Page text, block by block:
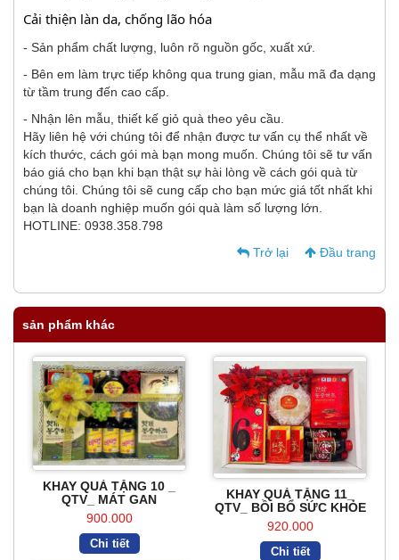
Cải thiện làn da, chống lão hóa
- Sản phẩm chất lượng, luôn rõ nguồn gốc, xuất xứ.
- Bên em làm trực tiếp không qua trung gian, mẫu mã đa dạng
từ tầm trung đến cao cấp.
- Nhận lên mẫu, thiết kế giỏ quà theo yêu cầu.
Hãy liên hệ với chúng tôi để nhận được tư vấn cụ thể nhất về
kích thước, cách gói mà bạn mong muốn. Chúng tôi sẽ tư vấn
báo giá cho bạn khi bạn thật sự hài lòng về cách gói quà từ
chúng tôi. Chúng tôi sẽ cung cấp cho bạn mức giá tốt nhất khi
bạn là doanh nghiệp muốn gói quà làm số lượng lớn.
HOTLINE: 0938.358.798
Trở lại
Đầu trang
sản phẩm khác
KHAY QUÀ TẶNG 10 _
QTV_ MÁT GAN
900.000
Chi tiết
KHAY QUÀ TẶNG 11_
QTV_ BỒI BỔ SỨC KHỎE
920.000
Chi tiết